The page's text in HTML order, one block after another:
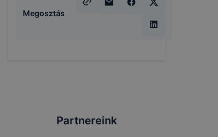
Megosztás
Partnereink